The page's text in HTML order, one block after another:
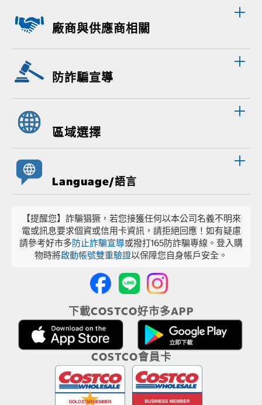
廠商與供應商相關
防詐騙宣導
區域選擇
Language/語言
【提醒您】詐騙猖獗，若您接獲任何以本公司名義不明來
電或訊息要求個資或信用卡資訊，請拒絕回應！如有疑慮
請參考好市多防止詐騙宣導或撥打165防詐騙專線。登入購
物時將啟動帳號雙重驗證以保障您自身帳戶安全。
下載COSTCO好市多APP
COSTCO會員卡